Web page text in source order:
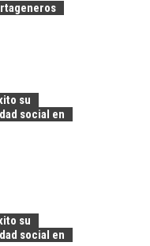
su
social en
su
social en
en